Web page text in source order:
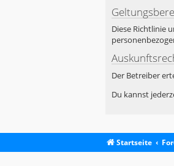
Diese Richtlinie
Der Betreiber
Du kannst
Startseite